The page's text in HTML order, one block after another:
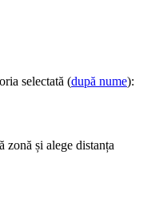
selectată (după nume):
zonă și alege distanța